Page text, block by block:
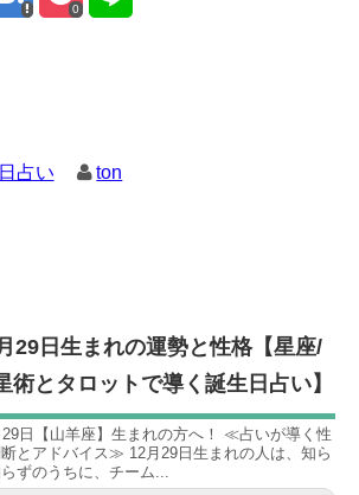
0
占い ton
29日生まれの運勢と性格【星座/
術とタロットで導く誕生日占い】
29日【山羊座】生まれの方へ！ ≪占いが導く性
とアドバイス≫ 12月29日生まれの人は、知ら
ずのうちに、チーム...